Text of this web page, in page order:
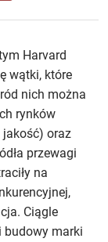
Harvard
wątki, które
nich można
rynków
oraz
przewagi
na
Ciągle
budowy marki